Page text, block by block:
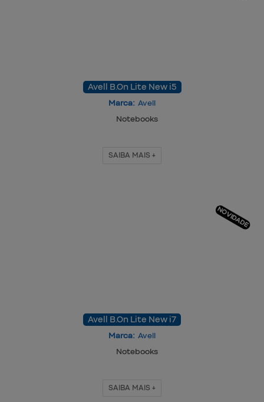
Avell B.On Lite New i5
Marca: Avell
Notebooks
SAIBA MAIS +
NOVIDADE
Avell B.On Lite New i7
Marca: Avell
Notebooks
SAIBA MAIS +